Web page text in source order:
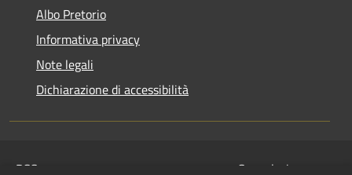
Albo Pretorio
Informativa privacy
Note legali
Dichiarazione di accessibilità
RSS
Segnalazione